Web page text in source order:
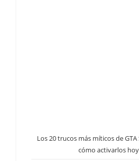
Los 20 trucos más míticos de GTA
cómo activarlos hoy